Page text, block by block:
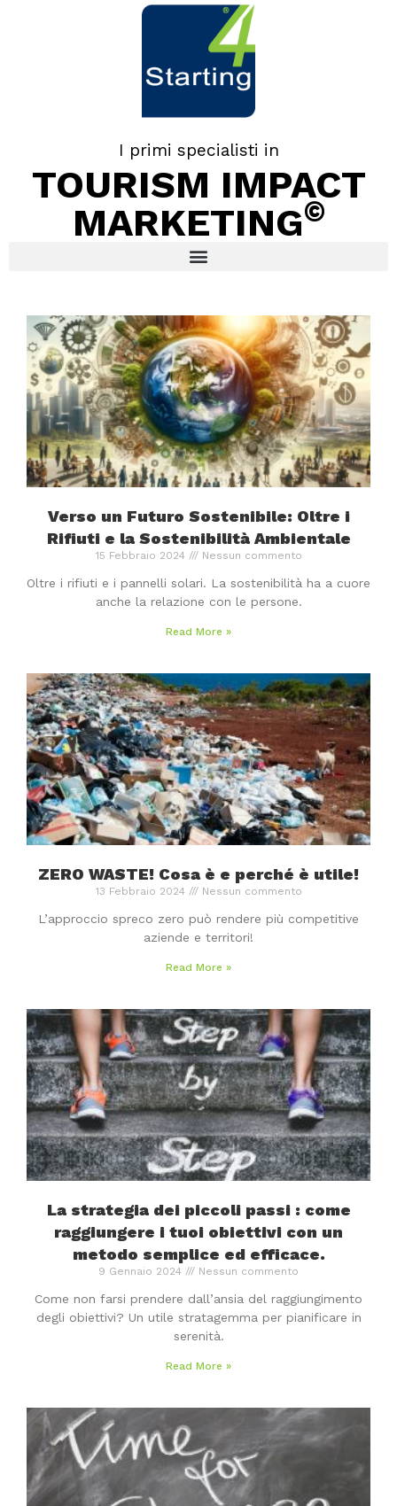
I primi specialisti in
TOURISM IMPACT
MARKETING©
Verso un Futuro Sostenibile: Oltre i
Rifiuti e la Sostenibilità Ambientale
15 Febbraio 2024 Nessun commento
Oltre i rifiuti e i pannelli solari. La sostenibilità ha a cuore
anche la relazione con le persone.
Read More »
ZERO WASTE! Cosa è e perché è utile!
13 Febbraio 2024 Nessun commento
L’approccio spreco zero può rendere più competitive
aziende e territori!
Read More »
La strategia dei piccoli passi : come
raggiungere i tuoi obiettivi con un
metodo semplice ed efficace.
9 Gennaio 2024 Nessun commento
Come non farsi prendere dall’ansia del raggiungimento
degli obiettivi? Un utile stratagemma per pianificare in
serenità.
Read More »